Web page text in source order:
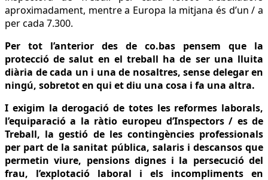
aproximadament, mentre a Europa la mitjana és d’un / a
per cada 7.300.
Per tot l’anterior des de co.bas pensem que la
protecció de salut en el treball ha de ser una lluita
diària de cada un i una de nosaltres, sense delegar en
ningú, sobretot en qui et diu una cosa i fa una altra.
I exigim la derogació de totes les reformes laborals,
l’equiparació a la ràtio europeu d’Inspectors / es de
Treball, la gestió de les contingències professionals
per part de la sanitat pública, salaris i descansos que
permetin viure, pensions dignes i la persecució del
frau, l’explotació laboral i els incompliments en